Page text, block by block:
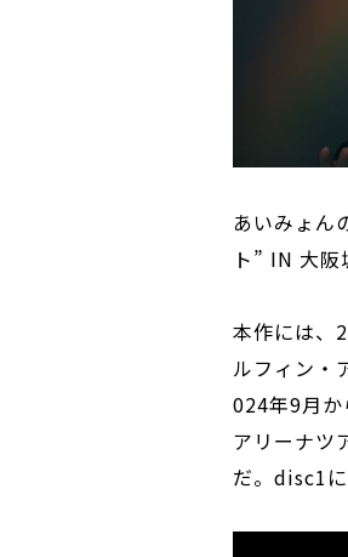
あいみょん
ト” IN 大
本作には、
ルフィン・
024年9月か
アリーナツ
だ。disc1